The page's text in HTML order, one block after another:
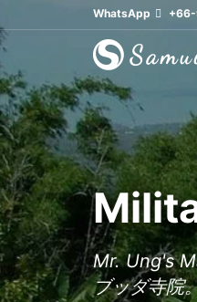
WhatsApp
Mr. Ung's
ブッダ寺院